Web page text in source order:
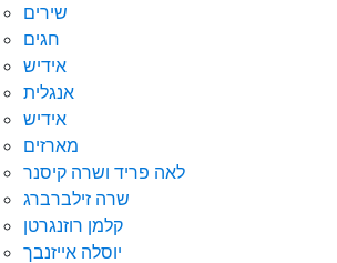
שירים
חגים
אידיש
אנגלית
אידיש
מארזים
לאה פריד ושרה קיסנר
שרה זילברברג
קלמן רוזנגרטן
יוסלה אייזנבך